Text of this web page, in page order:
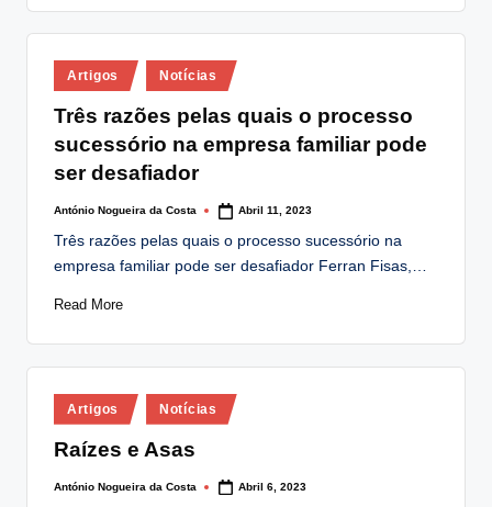
Posted
in
Artigos Notícias
Três razões pelas quais o processo
sucessório na empresa familiar pode
ser desafiador
Posted
António Nogueira da Costa Abril 11, 2023
Três razões pelas quais o processo sucessório na
empresa familiar pode ser desafiador Ferran Fisas,…
Read More
Posted
in
Artigos Notícias
Raízes e Asas
Posted
António Nogueira da Costa Abril 6, 2023